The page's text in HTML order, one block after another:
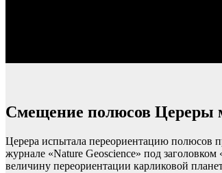
Смещение полюсов Цереры
Церера испытала переориентацию полюсов
журнале «Nature Geoscience» под
величину переориентации карликовой